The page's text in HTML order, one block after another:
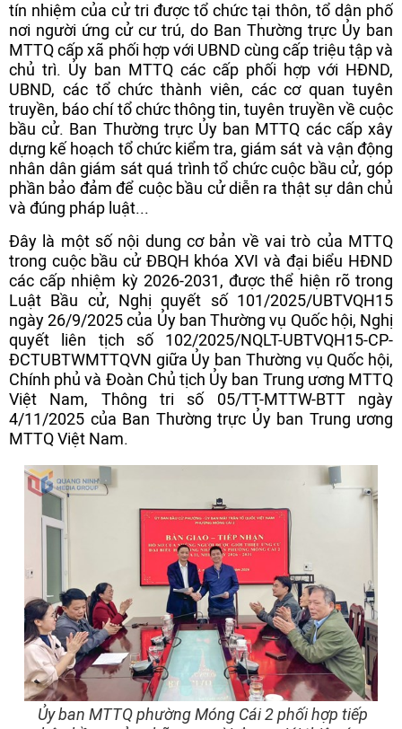
tín nhiệm của cử tri được tổ chức tại thôn, tổ dân phố
nơi người ứng cử cư trú, do Ban Thường trực Ủy ban
MTTQ cấp xã phối hợp với UBND cùng cấp triệu tập và
chủ trì. Ủy ban MTTQ các cấp phối hợp với HĐND,
UBND, các tổ chức thành viên, các cơ quan tuyên
truyền, báo chí tổ chức thông tin, tuyên truyền về cuộc
bầu cử. Ban Thường trực Ủy ban MTTQ các cấp xây
dựng kế hoạch tổ chức kiểm tra, giám sát và vận động
nhân dân giám sát quá trình tổ chức cuộc bầu cử, góp
phần bảo đảm để cuộc bầu cử diễn ra thật sự dân chủ
và đúng pháp luật...
Đây là một số nội dung cơ bản về vai trò của MTTQ
trong cuộc bầu cử ĐBQH khóa XVI và đại biểu HĐND
các cấp nhiệm kỳ 2026-2031, được thể hiện rõ trong
Luật Bầu cử, Nghị quyết số 101/2025/UBTVQH15
ngày 26/9/2025 của Ủy ban Thường vụ Quốc hội, Nghị
quyết liên tịch số 102/2025/NQLT-UBTVQH15-CP-
ĐCTUBTWMTTQVN giữa Ủy ban Thường vụ Quốc hội,
Chính phủ và Đoàn Chủ tịch Ủy ban Trung ương MTTQ
Việt Nam, Thông tri số 05/TT-MTTW-BTT ngày
4/11/2025 của Ban Thường trực Ủy ban Trung ương
MTTQ Việt Nam.
Ủy ban MTTQ phường Móng Cái 2 phối hợp tiếp